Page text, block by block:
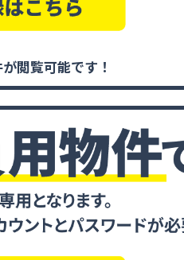
閲覧可能です！